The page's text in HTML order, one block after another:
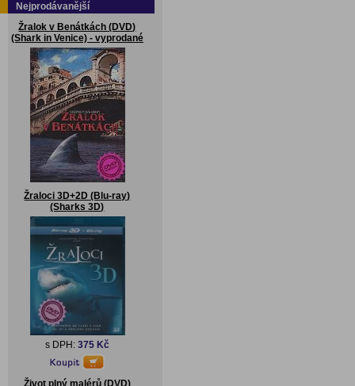
Nejprodávanější
Žralok v Benátkách (DVD)
(Shark in Venice) - vyprodané
Žraloci 3D+2D (Blu-ray)
(Sharks 3D)
s DPH: 375 Kč
Život plný malérů (DVD)